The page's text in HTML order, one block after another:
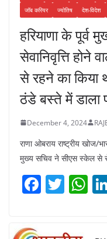
जॉब करियर
ज्योतिष देश-विदेश
हरियाणा के
सेवानिवृत्ति होने
से रहने का किया
ठंडे बस्ते में डाला
December 4, 2024
राणा ओबराय राष्ट्रीय खोज/
मुख्य सचिव ने सीएस स्केल से
F T W